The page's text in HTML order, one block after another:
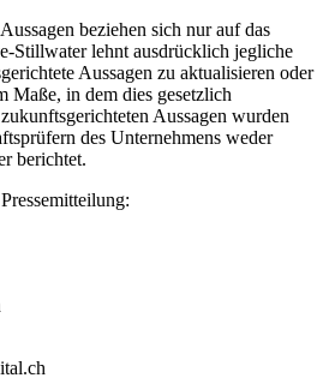
beziehen sich nur auf das
Stillwater lehnt ausdrücklich jegliche
Aussagen zu aktualisieren oder
Maße, in dem dies gesetzlich
Aussagen wurden
des Unternehmens weder
berichtet.